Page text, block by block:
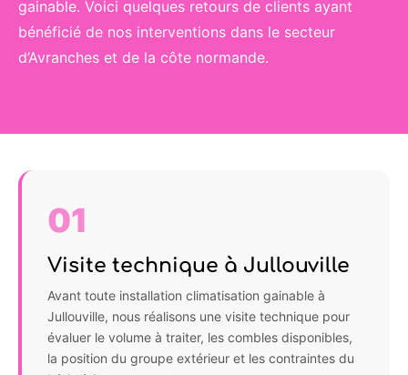
gainable. Voici quelques retours de clients ayant
bénéficié de nos interventions dans le secteur
d’Avranches et de la côte normande.
01
Visite technique à Jullouville
Avant toute installation climatisation gainable à
Jullouville, nous réalisons une visite technique pour
évaluer le volume à traiter, les combles disponibles,
la position du groupe extérieur et les contraintes du